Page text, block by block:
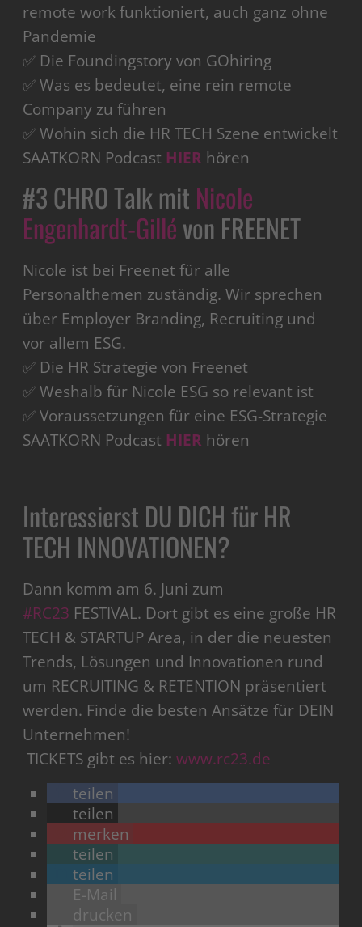
remote work funktioniert, auch ganz ohne
Pandemie
✅ Die Foundingstory von GOhiring
✅ Was es bedeutet, eine rein remote
Company zu führen
✅ Wohin sich die HR TECH Szene entwickelt
SAATKORN Podcast HIER hören
#3 CHRO Talk mit Nicole
Engenhardt-Gillévon FREENET
Nicole ist bei Freenet für alle
Personalthemen zuständig. Wir sprechen
über Employer Branding, Recruiting und
vor allem ESG.
✅ Die HR Strategie von Freenet
✅ Weshalb für Nicole ESG so relevant ist
✅ Voraussetzungen für eine ESG-Strategie
SAATKORN Podcast HIER hören
Interessierst DU DICH für HR
TECH INNOVATIONEN?
Dann komm am 6. Juni zum
#RC23 FESTIVAL. Dort gibt es eine große HR
TECH & STARTUP Area, in der die neuesten
Trends, Lösungen und Innovationen rund
um RECRUITING & RETENTION präsentiert
werden. Finde die besten Ansätze für DEIN
Unternehmen!
️ TICKETS gibt es hier:www.rc23.de
teilen
teilen
merken
teilen
teilen
E-Mail
drucken